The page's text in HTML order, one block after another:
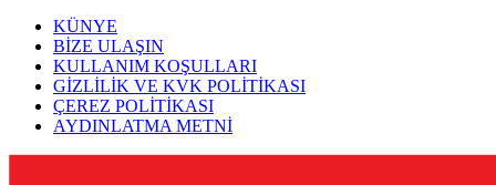
KÜNYE
BİZE ULAŞIN
KULLANIM KOŞULLARI
GİZLİLİK VE KVK POLİTİKASI
ÇEREZ POLİTİKASI
AYDINLATMA METNİ